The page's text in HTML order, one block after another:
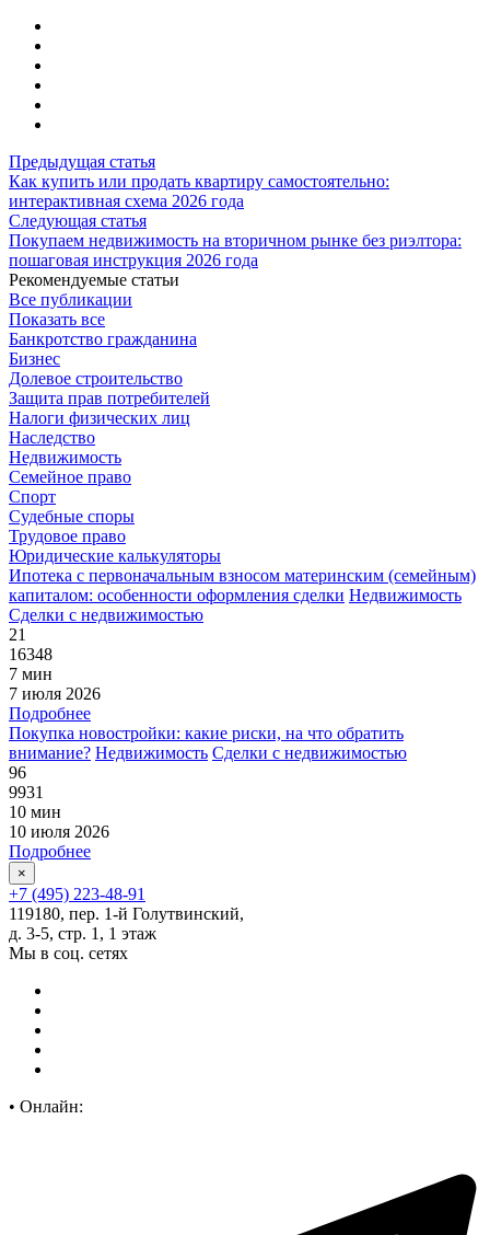
Предыдущая статья
Как купить или продать квартиру самостоятельно:
интерактивная схема 2026 года
Следующая статья
Покупаем недвижимость на вторичном рынке без риэлтора:
пошаговая инструкция 2026 года
Рекомендуемые статьи
Все публикации
Показать все
Банкротство гражданина
Бизнес
Долевое строительство
Защита прав потребителей
Налоги физических лиц
Наследство
Недвижимость
Семейное право
Спорт
Судебные споры
Трудовое право
Юридические калькуляторы
Ипотека с первоначальным взносом материнским (семейным)
капиталом: особенности оформления сделки Недвижимость
Сделки с недвижимостью
21
16348
7 мин
7 июля 2026
Подробнее
Покупка новостройки: какие риски, на что обратить
внимание? Недвижимость Сделки с недвижимостью
96
9931
10 мин
10 июля 2026
Подробнее
×
+7 (495) 223-48-91
119180, пер. 1-й Голутвинский,
д. 3-5, стр. 1, 1 этаж
Мы в соц. сетях
• Онлайн: